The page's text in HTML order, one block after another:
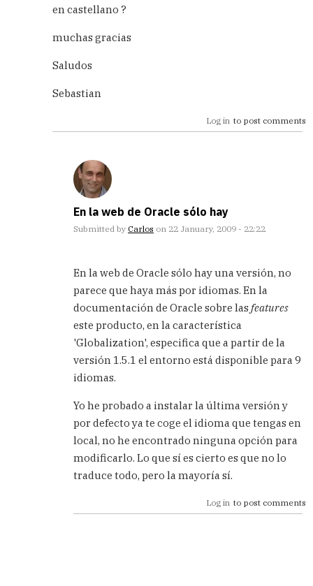
con
by
(not
en castellano ?
muchas gracias
Saludos
Sebastian
Log in to post comments
En la web de Oracle sólo hay
Submitted by Carlos on 22 January, 2009 - 22:22
reply
SQL
DEVELOPER
by
Sebastian
verified)
En la web de Oracle sólo hay una versión, no
parece que haya más por idiomas. En la
documentación de Oracle sobre las features
este producto, en la característica
'Globalization', especifica que a partir de la
versión 1.5.1 el entorno está disponible para 9
idiomas.
Yo he probado a instalar la última versión y
por defecto ya te coge el idioma que tengas en
local, no he encontrado ninguna opción para
modificarlo. Lo que sí es cierto es que no lo
traduce todo, pero la mayoría sí.
Log in to post comments